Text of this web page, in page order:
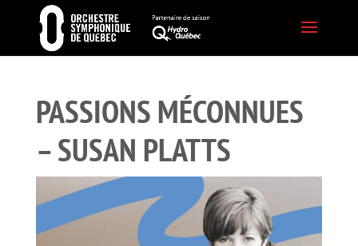
PASSIONS MÉCONNUES
– SUSAN PLATTS